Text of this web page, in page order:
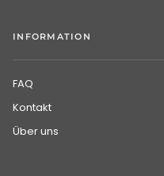
INFORMATION
FAQ
Kontakt
Über uns